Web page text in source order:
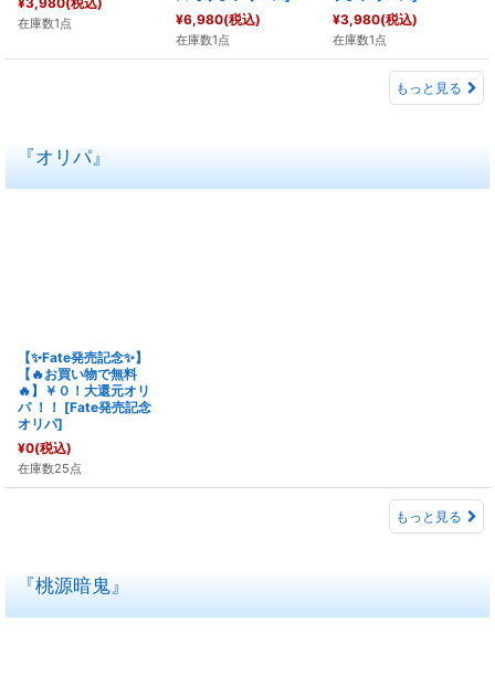
在庫数1点
¥6,980(税込)
在庫数1点
¥3,980(税込)
在庫数1点
もっと見る
『オリパ』
【✨Fate発売記念✨】
【🔥お買い物で無料
🔥】￥０！大還元オリ
パ ！！ [Fate発売記念
オリパ]
¥0(税込)
在庫数25点
もっと見る
『桃源暗鬼』